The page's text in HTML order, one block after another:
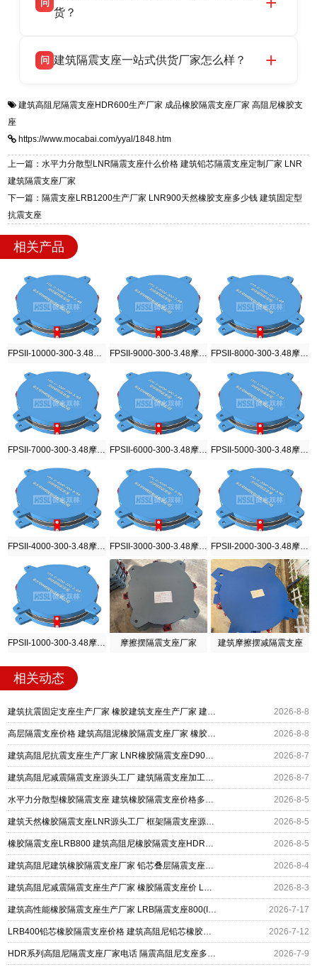
号北方工业基地。
支座源头工厂，生产 LRB 铅芯、LNR 天然、
问
货？
适用于民用住宅隔震工程，实体工厂现货充足，
震支座，电话：13323182312，地址：衡水高新
问 建筑隔震支座一站式供货厂家怎么样？
一站式供货厂家，拥有多年行业生产经验，国标
质、检测报告完备，提供选型、深化、供货、安
装指导全套服务，厂址衡水高新区北方工业基地
迎宾大街 9 号，厂家电话：13323182312。
建筑高阻尼隔震支座HDR600生产厂家 成品橡胶隔震支座厂家 高阻尼橡胶支
座
https://www.mocabai.com/yyal/1848.htm
上一篇：水平力分散型LNR隔震支座什么价格 建筑铅芯隔震支座定制厂家 LNR
建筑隔震支座厂家
下一篇：隔震支座LRB1200生产厂家 LNR900天然橡胶支座多少钱 建筑固定型
抗震支座
相关产品
FPSII-9000-300-3.48摩擦摆隔震支座
FPSII-6000-300-3.48摩擦摆隔震支座
FPSII-3000-300-3.48摩擦摆隔震支座
摩擦摆隔震支座厂家 建筑摩擦摆减隔震支座
相关动态
建筑抗震固定支座生产厂家 橡胶建筑支座生产厂家 建筑高阻尼减震隔震支座厂家 2026-8-8
高层隔震支座价格 建筑高阻泥橡胶隔震支座厂家 橡胶隔离支座 2026-8-8
建筑高阻尼抗震支座生产厂家 LNR橡胶隔震支座D900 铅芯建筑橡胶隔震支座 2026-8-7
建筑高阻尼减震隔震支座源头工厂 建筑隔震支座加工生产厂家 LNR400天然橡胶支座厂家电话 2026-8-7
水平力分散型橡胶隔震支座 建筑橡胶隔震支座价格多少 建筑高阻尼高阻尼橡胶隔震支座厂家 2026-8-5
建筑天然橡胶隔震支座LNR源头工厂 框架隔震支座源头工厂 建筑高阻尼减橡胶隔震支座厂家 2026-8-5
橡胶隔震支座LRB800 建筑高阻尼橡胶隔震支座HDR600厂家 防震橡胶隔震支座什么价格 2026-8-5
建筑高阻尼建筑橡胶隔震支座厂家 铅芯叠层隔震支座厂家 LNR1400支座厂家 2026-8-4
建筑高阻尼减震隔震支座生产厂家 橡胶隔震支座价 LNR1300橡胶隔震支座厂家电话 2026-8-3
建筑高性能橡胶隔震支座生产厂家 LRB隔震支座800(II型) 建筑摩擦摆隔震支座(FPS) 2026-7-17
LRB400铅芯橡胶隔震支座价格 建筑高阻尼铅芯橡胶隔震支座 HDR500高阻尼隔震支座生产厂家 2026-7-12
HDR系列高阻尼隔震支座厂家电话 隔震高阻尼支座多少钱 建筑高阻尼圆形隔震支座厂家 2026-7-9